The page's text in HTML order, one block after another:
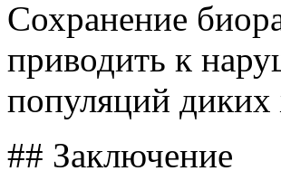
Сохранение
приводить к
популяций
## Заключение